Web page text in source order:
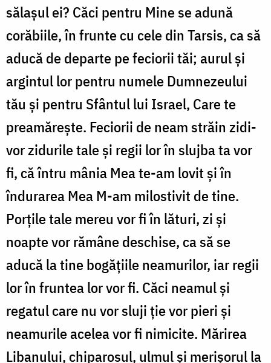
sălașul ei? Căci pentru Mine se adună
corăbiile, în frunte cu cele din Tarsis, ca să
aducă de departe pe feciorii tăi; aurul și
argintul lor pentru numele Dumnezeului
tău și pentru Sfântul lui Israel, Care te
preamărește. Feciorii de neam străin zidi-
vor zidurile tale și regii lor în slujba ta vor
fi, că întru mânia Mea te-am lovit și în
îndurarea Mea M-am milostivit de tine.
Porțile tale mereu vor fi în lături, zi și
noapte vor rămâne deschise, ca să se
aducă la tine bogățiile neamurilor, iar regii
lor în fruntea lor vor fi. Căci neamul și
regatul care nu vor sluji ție vor pieri și
neamurile acelea vor fi nimicite. Mărirea
Libanului, chiparosul, ulmul și merișorul la